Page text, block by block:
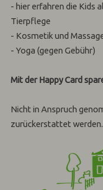
- hier erfahren die Kids
Tierpflege
- Kosmetik und
- Yoga (gegen Gebühr)
Mit der Happy Card
Nicht in Anspruch
zurückerstattet werden.